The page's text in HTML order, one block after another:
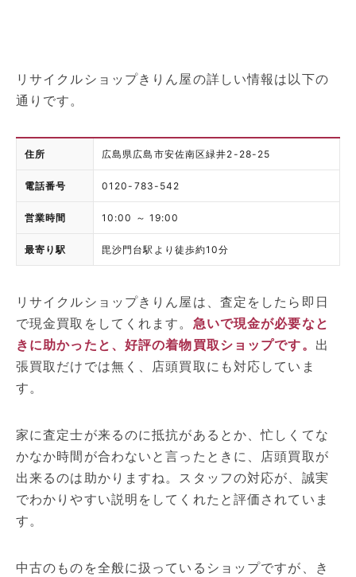
リサイクルショップきりん屋の詳しい情報は以下の
通りです。
住所 広島県広島市安佐南区緑井2-28-25
電話番号 0120-783-542
営業時間 10:00 ～ 19:00
最寄り駅 毘沙門台駅より徒歩約10分
リサイクルショップきりん屋は、査定をしたら即日
で現金買取をしてくれます。 急いで現金が必要なと
きに助かったと、好評の着物買取ショップです。 出
張買取だけでは無く、店頭買取にも対応していま
す。
家に査定士が来るのに抵抗があるとか、忙しくてな
かなか時間が合わないと言ったときに、店頭買取が
出来るのは助かりますね。スタッフの対応が、誠実
でわかりやすい説明をしてくれたと評価されていま
す。
中古のものを全般に扱っているショップですが、き